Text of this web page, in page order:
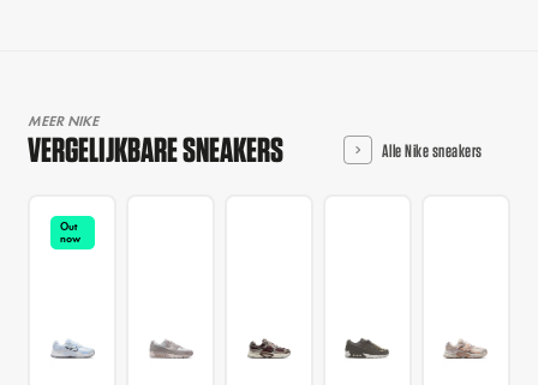
MEER NIKE
VERGELIJKBARE SNEAKERS Alle Nike sneakers
Out
now